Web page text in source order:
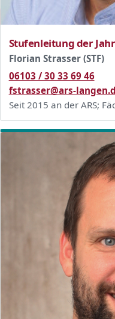
Stufenleitung der
Florian Strasser (STF)
06103 / 30 33 69 46
fstrasser@ars-
Seit 2015 an der ARS;